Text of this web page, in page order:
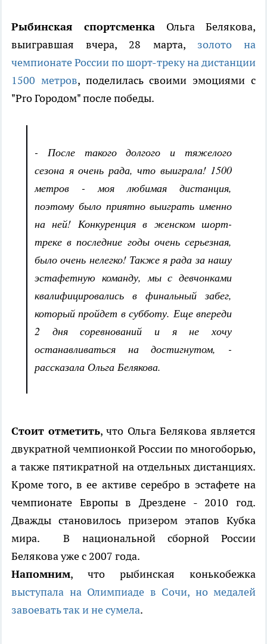
Рыбинская спортсменка Ольга Белякова,
выигравшая вчера, 28 марта, золото на
чемпионате России по шорт-треку на дистанции
1500 метров, поделилась своими эмоциями с
"Pro Городом" после победы.
- После такого долгого и тяжелого
сезона я очень рада, что выиграла! 1500
метров - моя любимая дистанция,
поэтому было приятно выиграть именно
на ней! Конкуренция в женском шорт-
треке в последние годы очень серьезная,
было очень нелегко! Также я рада за нашу
эстафетную команду, мы с девчонками
квалифицировались в финальный забег,
который пройдет в субботу. Еще впереди
2 дня соревнований и я не хочу
останавливаться на достигнутом, -
рассказала Ольга Белякова.
Стоит отметить, что Ольга Белякова является
двукратной чемпионкой России по многоборью,
а также пятикратной на отдельных дистанциях.
Кроме того, в ее активе серебро в эстафете на
чемпионате Европы в Дрездене - 2010 год.
Дважды становилось призером этапов Кубка
мира. В национальной сборной России
Белякова уже с 2007 года.
Напомним, что рыбинская конькобежка
выступала на Олимпиаде в Сочи, но медалей
завоевать так и не сумела.